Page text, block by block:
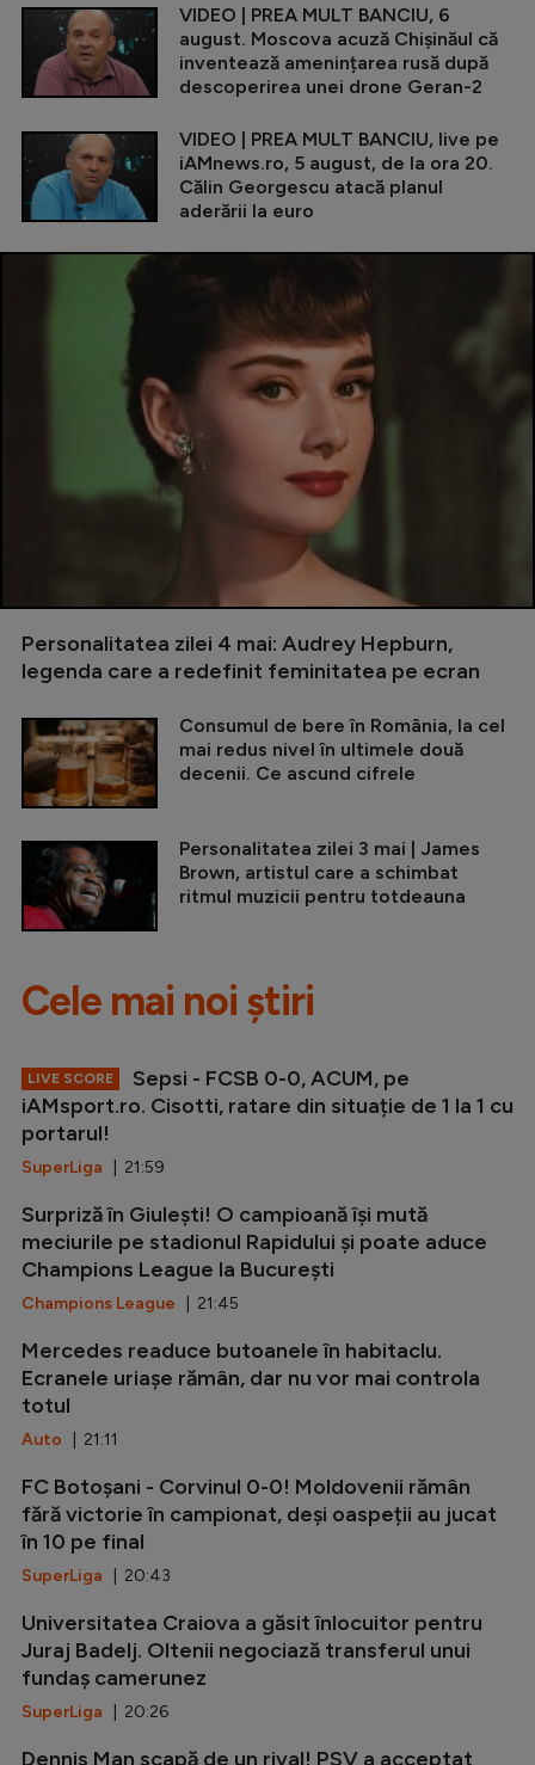
VIDEO | PREA MULT BANCIU, 6
august. Moscova acuză Chișinăul că
inventează amenințarea rusă după
descoperirea unei drone Geran-2
VIDEO | PREA MULT BANCIU, live pe
iAMnews.ro, 5 august, de la ora 20.
Călin Georgescu atacă planul
aderării la euro
Personalitatea zilei 4 mai: Audrey Hepburn,
legenda care a redefinit feminitatea pe ecran
Consumul de bere în România, la cel
mai redus nivel în ultimele două
decenii. Ce ascund cifrele
Personalitatea zilei 3 mai | James
Brown, artistul care a schimbat
ritmul muzicii pentru totdeauna
Cele mai noi știri
LIVE SCORE
Sepsi - FCSB 0-0, ACUM, pe
iAMsport.ro. Cisotti, ratare din situație de 1 la 1 cu
portarul!
SuperLiga | 21:59
Surpriză în Giulești! O campioană își mută
meciurile pe stadionul Rapidului și poate aduce
Champions League la București
Champions League | 21:45
Mercedes readuce butoanele în habitaclu.
Ecranele uriașe rămân, dar nu vor mai controla
totul
Auto | 21:11
FC Botoșani - Corvinul 0-0! Moldovenii rămân
fără victorie în campionat, deși oaspeții au jucat
în 10 pe final
SuperLiga | 20:43
Universitatea Craiova a găsit înlocuitor pentru
Juraj Badelj. Oltenii negociază transferul unui
fundaș camerunez
SuperLiga | 20:26
Dennis Man scapă de un rival! PSV a acceptat